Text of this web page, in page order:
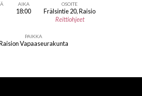
AIKA
18:00
OSOITE
Frälsintie 20, Raisio
Reittiohjeet
PAIKKA
Vapaaseurakunta